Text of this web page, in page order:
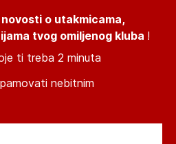
o utakmicama,
tvog omiljenog kluba !
ti treba 2 minuta
nebitnim